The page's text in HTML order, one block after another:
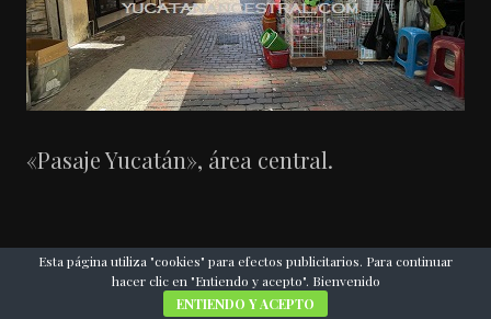
«Pasaje Yucatán», área central.
Esta página utiliza "cookies" para efectos publicitarios. Para continuar
hacer clic en "Entiendo y acepto". Bienvenido
ENTIENDO Y ACEPTO